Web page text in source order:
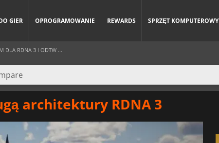
GIER OPROGRAMOWANIE REWARDS SPRZĘT KOMPUTEROWY
DLA RDNA 3 I ODTW ...
architektury RDNA 3